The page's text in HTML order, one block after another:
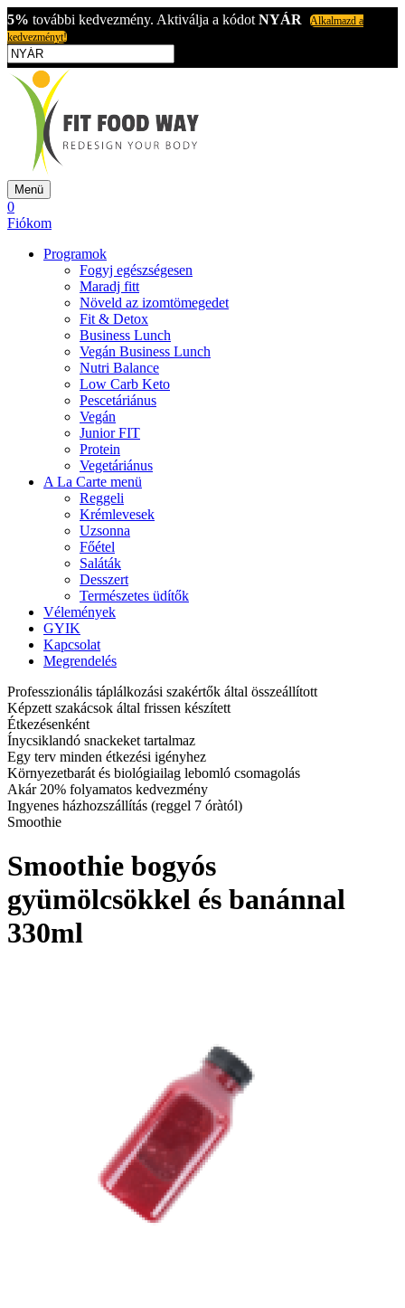
5% további kedvezmény. Aktiválja a kódot NYÁR
Alkalmazd a
kedvezményt!
Menü
0
Fiókom
Programok
Fogyj egészségesen
Maradj fitt
Növeld az izomtömegedet
Fit & Detox
Business Lunch
Vegán Business Lunch
Nutri Balance
Low Carb Keto
Pescetáriánus
Vegán
Junior FIT
Protein
Vegetáriánus
A La Carte menü
Reggeli
Krémlevesek
Uzsonna
Főétel
Saláták
Desszert
Természetes üdítők
Vélemények
GYIK
Kapcsolat
Megrendelés
Professzionális táplálkozási szakértők által összeállított
Képzett szakácsok által frissen készített
Étkezésenként
Ínycsiklandó snackeket tartalmaz
Egy terv minden étkezési igényhez
Környezetbarát és biológiailag lebomló csomagolás
Akár 20% folyamatos kedvezmény
Ingyenes házhozszállítás (reggel 7 óràtól)
Smoothie
Smoothie bogyós
gyümölcsökkel és banánnal
330ml